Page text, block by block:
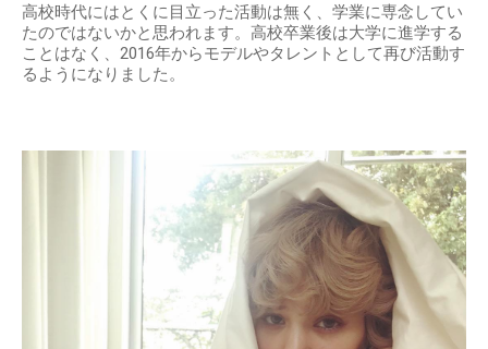
高校時代にはとくに目立った活動は無く、学業に専念してい
たのではないかと思われます。高校卒業後は大学に進学する
ことはなく、2016年からモデルやタレントとして再び活動す
るようになりました。